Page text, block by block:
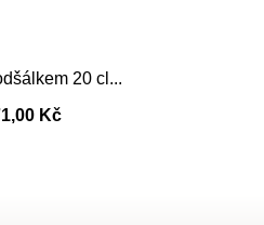
20 cl...
Kč